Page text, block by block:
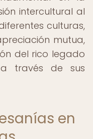
intercultural al
culturas,
mutua,
del rico legado
través de sus
en